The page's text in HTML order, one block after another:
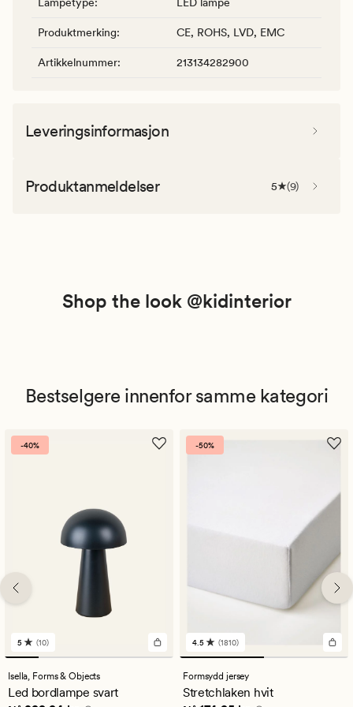
Produktmerking: CE, ROHS, LVD, EMC
Artikkelnummer: 213134282900
Leveringsinformasjon
Produktanmeldelser 5 (9)
Shop the look @kidinterior
Bestselgere innenfor samme kategori
-40%
10
anmeldelser
med
en
gjennomsnittlig
5 (10)
Isella, Forms & Objects
Led bordlampe svart
-50%
1810
anmeldelser
med
en
gjennomsnittlig
4.5 (1810)
Formsydd jersey
Stretchlaken hvit